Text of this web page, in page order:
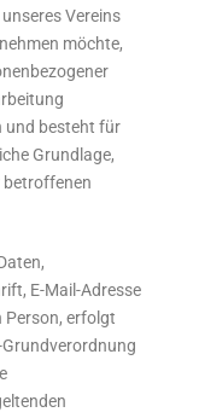
Vereins
möchte,
und besteht für
Grundlage,
betroffenen
E-Mail-Adresse
Person, erfolgt